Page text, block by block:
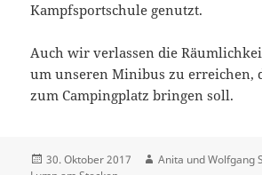
Kampfsportschule genutzt.
Auch wir verlassen die
um unseren Minibus zu erreichen,
zum Campingplatz bringen soll.
Veröffentlicht
30. Oktober 2017 Autor
Anita und Wolfgang